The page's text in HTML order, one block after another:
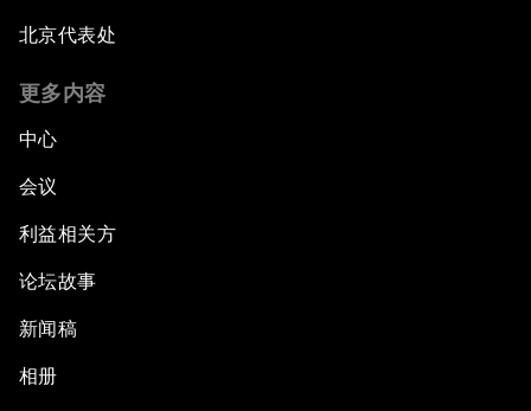
北京代表处
更多内容
中心
会议
利益相关方
论坛故事
新闻稿
相册